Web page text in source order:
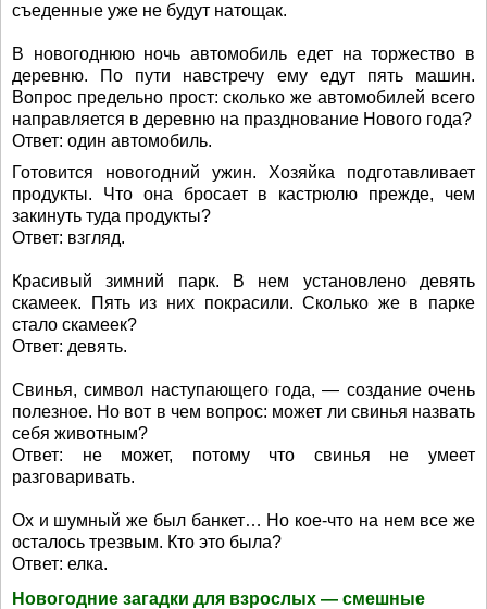
съеденные уже не будут натощак.
В новогоднюю ночь автомобиль едет на торжество в
деревню. По пути навстречу ему едут пять машин.
Вопрос предельно прост: сколько же автомобилей всего
направляется в деревню на празднование Нового года?
Ответ: один автомобиль.
Готовится новогодний ужин. Хозяйка подготавливает
продукты. Что она бросает в кастрюлю прежде, чем
закинуть туда продукты?
Ответ: взгляд.
Красивый зимний парк. В нем установлено девять
скамеек. Пять из них покрасили. Сколько же в парке
стало скамеек?
Ответ: девять.
Свинья, символ наступающего года, — создание очень
полезное. Но вот в чем вопрос: может ли свинья назвать
себя животным?
Ответ: не может, потому что свинья не умеет
разговаривать.
Ох и шумный же был банкет… Но кое-что на нем все же
осталось трезвым. Кто это была?
Ответ: елка.
Новогодние загадки для взрослых — смешные